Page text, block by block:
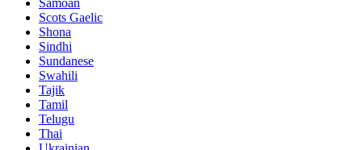
Samoan
Scots Gaelic
Shona
Sindhi
Sundanese
Swahili
Tajik
Tamil
Telugu
Thai